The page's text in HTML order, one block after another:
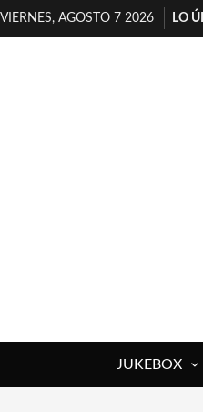
VIERNES, AGOSTO 7 2026
LO
JUKEBOX